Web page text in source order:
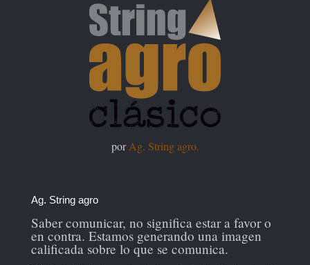
porAg. String agro.
Ag. String agro
Saber comunicar, no significa estar a favor o
en contra. Estamos generando una imagen
calificada sobre lo que se comunica.